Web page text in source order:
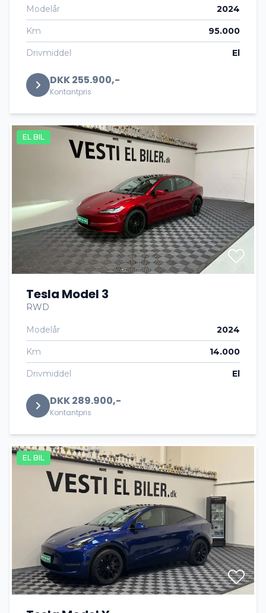
Modelår 2024
Km 95.000
Drivmiddel El
DKK 255.900,-
Kontantpris
EL BIL
Tesla Model 3
RWD
Modelår 2024
Km 14.000
Drivmiddel El
DKK 289.900,-
Kontantpris
EL BIL